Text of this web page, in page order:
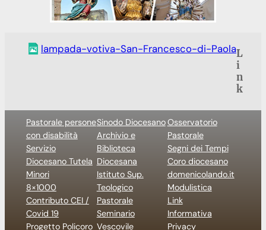
lampada-votiva-San-Francesco-di-PaolaL
i
n
k
Pastorale persone
con disabilità
Servizio
Diocesano Tutela
Minori
8×1000
Contributo CEI /
Covid 19
Progetto Policoro
Sinodo Diocesano
Archivio e
Biblioteca
Diocesana
Istituto Sup.
Teologico
Pastorale
Seminario
Vescovile
Osservatorio
Pastorale
Segni dei Tempi
Coro diocesano
domenicolando.it
Modulistica
Link
Informativa
Privacy